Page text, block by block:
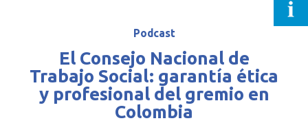
Podcast
El Consejo Nacional de
Trabajo Social: garantía ética
y profesional del gremio en
Colombia